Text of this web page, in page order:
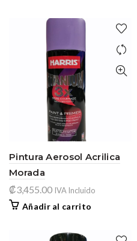
Pintura Aerosol Acrilica
Morada
₡3,455.00 IVA Incluido
Añadir al carrito